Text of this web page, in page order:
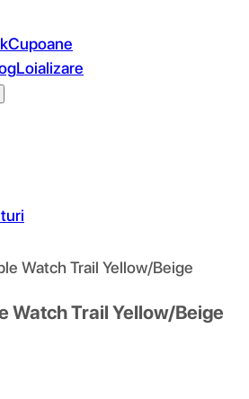
Cupoane
Loializare
Watch Trail Yellow/Beige
Watch Trail Yellow/Beige